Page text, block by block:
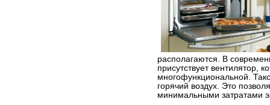
располагаются. В
присутствует вентилятор,
многофункциональной.
горячий воздух. Это
минимальными затратами